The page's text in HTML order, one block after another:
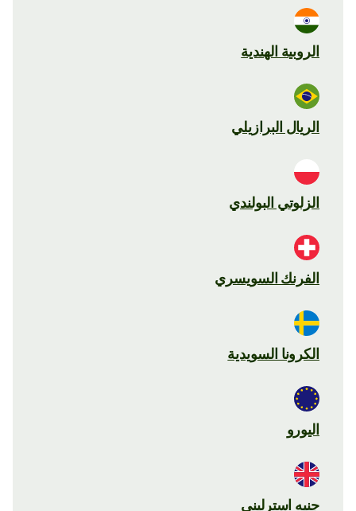
الروبية الهندية
الريال البرازيلي
الزلوتي البولندي
الفرنك السويسري
الكرونا السويدية
اليورو
جنيه استرليني